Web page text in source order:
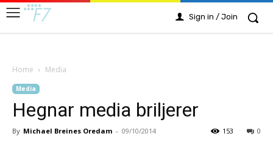
Sign in / Join
Home Media
Media
Hegnar media briljerer
By Michael Breines Oredam - 09/10/2014 0
153